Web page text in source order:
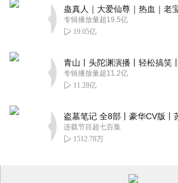
专辑播放量超19.5亿
19.05亿
专辑播放量超11.2亿
11.28亿
连载节目超七百集
1512.78万